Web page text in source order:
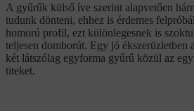
A gyűrűk külső íve szerint alapvetően
tudunk dönteni, ehhez is érdemes
homorú profil, ezt különlegesnek is
teljesen domborút. Egy jó
két látszólag egyforma gyűrű közül az
titeket.